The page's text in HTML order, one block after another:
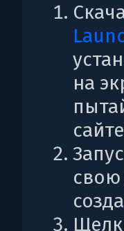
на
свою